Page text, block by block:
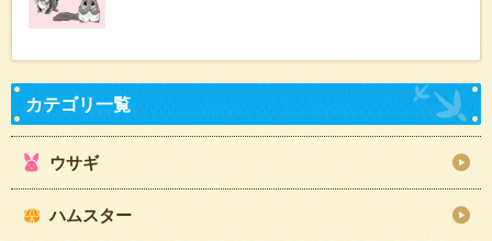
ウサギ
ハムスター